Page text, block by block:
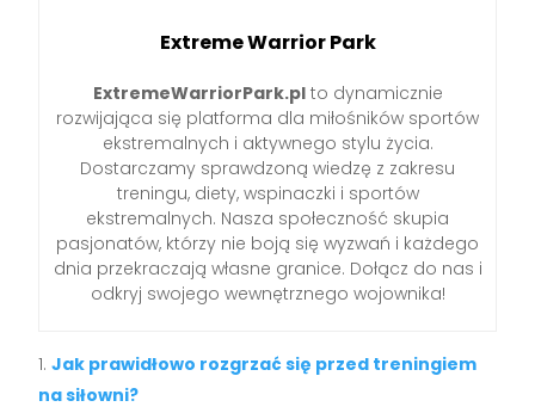
Extreme Warrior Park
ExtremeWarriorPark.plto dynamicznie
rozwijająca się platforma dla miłośników sportów
ekstremalnych i aktywnego stylu życia.
Dostarczamy sprawdzoną wiedzę z zakresu
treningu, diety, wspinaczki i sportów
ekstremalnych. Nasza społeczność skupia
pasjonatów, którzy nie boją się wyzwań i każdego
dnia przekraczają własne granice. Dołącz do nas i
odkryj swojego wewnętrznego wojownika!
Jak prawidłowo rozgrzać się przed treningiem
na siłowni?